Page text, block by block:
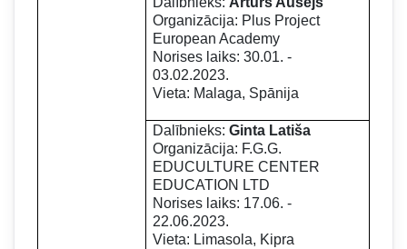
Organizācija: Plus Project
European Academy
Norises laiks: 30.01. -
03.02.2023.
Vieta: Malaga, Spānija
Dalībnieks:Ginta Latiša
Organizācija: F.G.G.
EDUCULTURE CENTER
EDUCATION LTD
Norises laiks: 17.06. -
22.06.2023.
Vieta: Limasola, Kipra